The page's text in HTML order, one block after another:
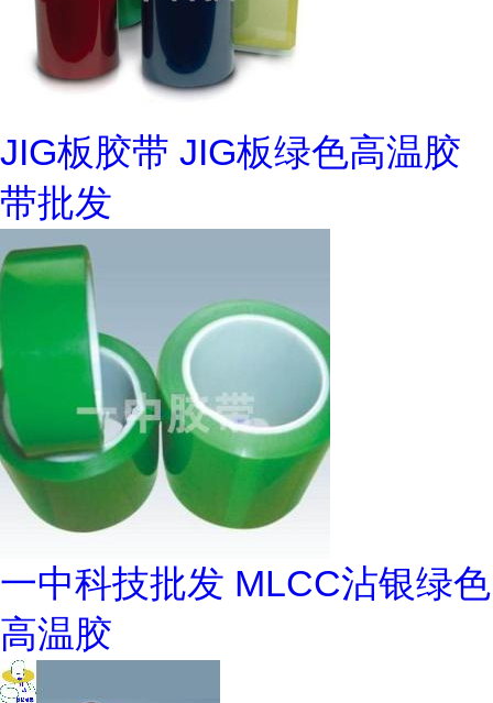
JIG板胶带 JIG板绿色高温胶
带批发
一中科技批发 MLCC沾银绿色
高温胶